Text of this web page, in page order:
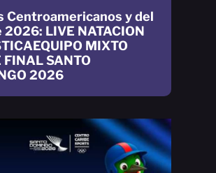
Centroamericanos y del
2026: LIVE NATACION
MIXTO
FINAL SANTO
2026